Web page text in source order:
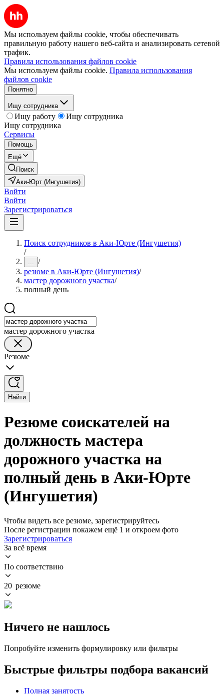
Мы используем файлы cookie, чтобы обеспечивать
правильную работу нашего веб-сайта и анализировать сетевой
трафик.
Правила использования файлов cookie
Мы используем файлы cookie. Правила использования
файлов cookie
Понятно
Ищу сотрудника
Ищу работу
Ищу сотрудника
Ищу сотрудника
Сервисы
Помощь
Ещё
Поиск
Аки-Юрт (Ингушетия)
Войти
Войти
Зарегистрироваться
Поиск сотрудников в Аки-Юрте (Ингушетия)
/
... /
резюме в Аки-Юрте (Ингушетия)/
мастер дорожного участка/
полный день
мастер дорожного участка
Резюме
Найти
Резюме соискателей на
должность мастера
дорожного участка на
полный день в Аки-Юрте
(Ингушетия)
Чтобы видеть все резюме, зарегистрируйтесь
После регистрации покажем ещё 1 и откроем фото
Зарегистрироваться
За всё время
По соответствию
20 резюме
Ничего не нашлось
Попробуйте изменить формулировку или фильтры
Быстрые фильтры подбора вакансий
Полная занятость